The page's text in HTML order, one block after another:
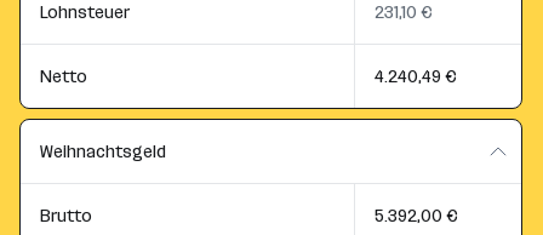
Lohnsteuer 231,10 €
Netto 4.240,49 €
Weihnachtsgeld
Brutto 5.392,00 €